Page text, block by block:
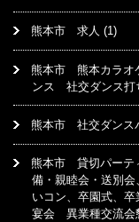
熊本市 求人 (1)
熊本市 熊本カラ
ンス 社交ダンス
熊本市 社交ダンス
熊本市 貸切パー
備・親睦会・送別
いコン、卒園式、
宴会 異業種交流